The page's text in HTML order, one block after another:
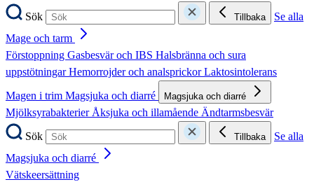
Sök
Tillbaka
Se alla
Mage och tarm
Förstoppning Gasbesvär och IBS Halsbränna och sura
uppstötningarHemorrojder och analsprickorLaktosintolerans
Magen i trim Magsjuka och diarré Magsjuka och diarré
MjölksyrabakterierÅksjuka och illamående Ändtarmsbesvär
Sök
Tillbaka
Se alla
Magsjuka och diarré
Vätskeersättning